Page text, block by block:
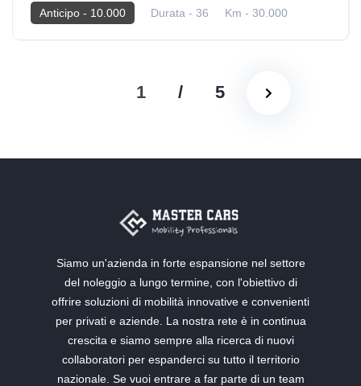
Anticipo - 10.000 Durata - 36
Km - 30.000
1 / 5
Siamo un'azienda in forte espansione nel settore
del noleggio a lungo termine, con l'obiettivo di
offrire soluzioni di mobilità innovative e convenienti
per privati e aziende. La nostra rete è in continua
crescita e siamo sempre alla ricerca di nuovi
collaboratori per espanderci su tutto il territorio
nazionale. Se vuoi entrare a far parte di un team